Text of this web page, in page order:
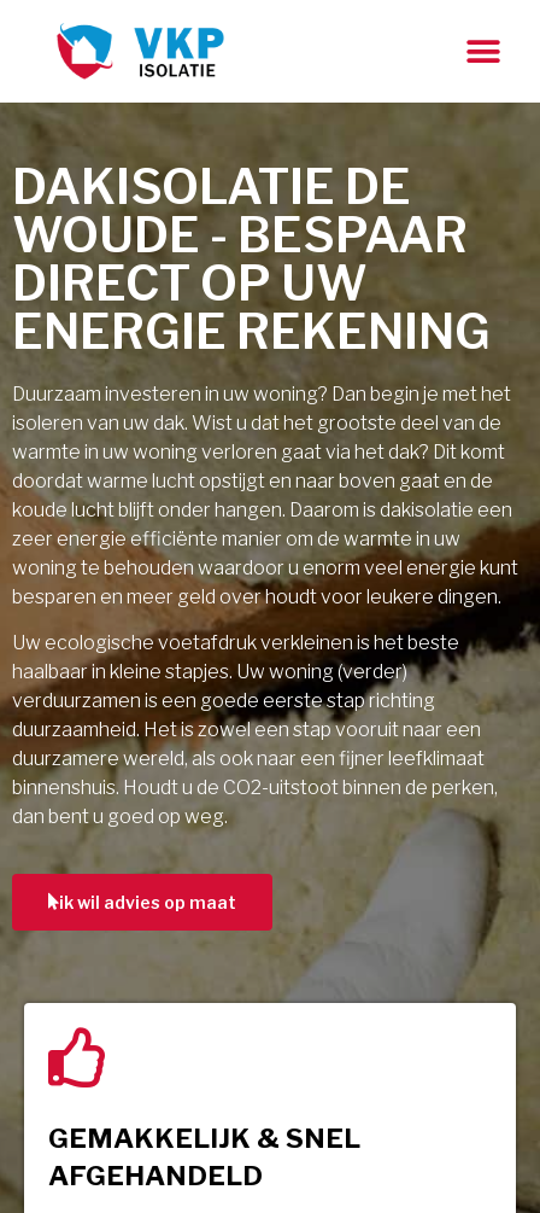
DAKISOLATIE DE
WOUDE - BESPAAR
DIRECT OP UW
ENERGIE REKENING
Duurzaam investeren in uw woning? Dan begin je met het
isoleren van uw dak. Wist u dat het grootste deel van de
warmte in uw woning verloren gaat via het dak? Dit komt
doordat warme lucht opstijgt en naar boven gaat en de
koude lucht blijft onder hangen. Daarom is dakisolatie een
zeer energie efficiënte manier om de warmte in uw
woning te behouden waardoor u enorm veel energie kunt
besparen en meer geld over houdt voor leukere dingen.
Uw ecologische voetafdruk verkleinen is het beste
haalbaar in kleine stapjes. Uw woning (verder)
verduurzamen is een goede eerste stap richting
duurzaamheid. Het is zowel een stap vooruit naar een
duurzamere wereld, als ook naar een fijner leefklimaat
binnenshuis. Houdt u de CO2-uitstoot binnen de perken,
dan bent u goed op weg.
ik wil advies op maat
GEMAKKELIJK & SNEL
AFGEHANDELD